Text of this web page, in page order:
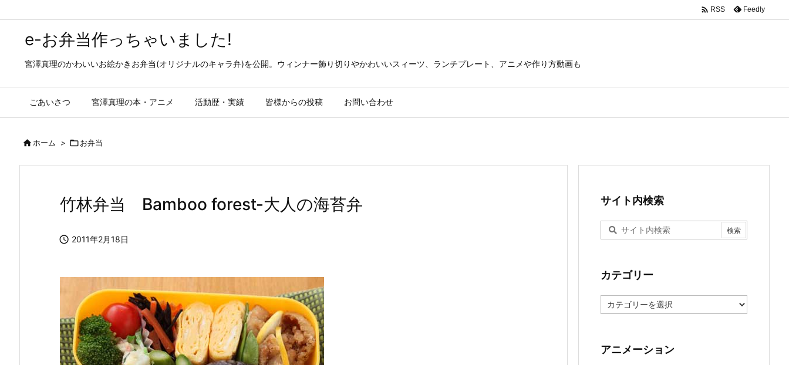
e-お弁当作っちゃいました!
宮澤真理のかわいいお絵かきお弁当(オリジナルのキャラ弁)を公開。ウィンナー飾り切りやかわいいスィーツ、ランチプレート、アニメや作り方動画も
ごあいさつ 宮澤真理の本・アニメ 活動歴・実績 皆様からの投稿 お問い合わせ
 RSS Feedly
ホーム > お弁当
竹林弁当 Bamboo forest-大人の海苔弁
 2011年2月18日
サイト内検索
カテゴリー
テ
ー
アニメーション